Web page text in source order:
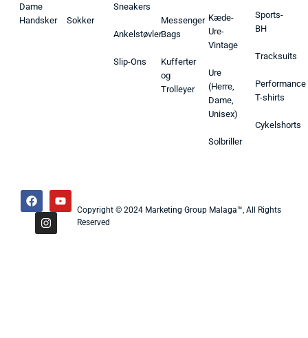
Dame
Handsker
Sokker
Sneakers
Ankelstøvler
Slip-Ons
Messenger
Bags
Kufferter
og
Trolleyer
Kæde-
Ure-
Vintage
Ure
(Herre,
Dame,
Unisex)
Solbriller
Sports-
BH
Tracksuits
Performance
T-shirts
Cykelshorts
Copyright © 2024 Marketing Group Malaga™, All Rights
Reserved